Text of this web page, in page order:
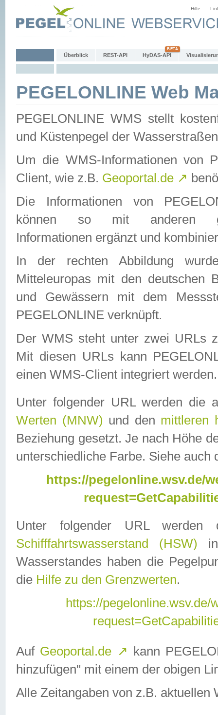
Hilfe
Überblick REST-API HyDAS-API
PEGELONLINE Web
PEGELONLINE WMS stellt
und Küstenpegel der
Um die WMS-Informationen von
Client, wie z.B. Geoportal.de ↗
Die Informationen von
können so mit anderen
Informationen ergänzt und
In der rechten Abbildung
Mitteleuropas mit den deutschen
und Gewässern mit dem
PEGELONLINE verknüpft.
Der WMS steht unter zwei URLs
Mit diesen URLs kann
einen WMS-Client integriert werden.
Unter folgender URL werden die
Werten (MNW) und den mittleren
Beziehung gesetzt. Je nach Höhe
unterschiedliche Farbe. Siehe auch
https://pegelonline.wsv.de/
Unter folgender URL
Schifffahrtswasserstand (HSW)
Wasserstandes haben die
die Hilfe zu den Grenzwerten.
https://
Auf Geoportal.de ↗ kann
hinzufügen" mit einem der obigen
Alle Zeitangaben von z.B. aktuellen